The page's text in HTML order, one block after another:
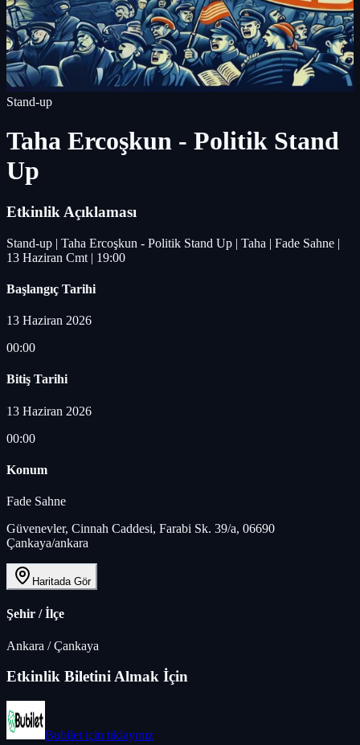
Stand-up
Taha Ercoşkun - Politik Stand
Up
Etkinlik Açıklaması
Stand-up | Taha Ercoşkun - Politik Stand Up | Taha | Fade Sahne |
13 Haziran Cmt | 19:00
Başlangıç Tarihi
13 Haziran 2026
00:00
Bitiş Tarihi
13 Haziran 2026
00:00
Konum
Fade Sahne
Güvenevler, Cinnah Caddesi, Farabi Sk. 39/a, 06690
Çankaya/ankara
Haritada Gör
Şehir / İlçe
Ankara /Çankaya
Etkinlik Biletini Almak İçin
Bubilet için tıklayınız